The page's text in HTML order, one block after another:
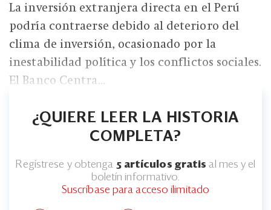
La inversión extranjera directa en el Perú
podría contraerse debido al deterioro del
clima de inversión, ocasionado por la
inestabilidad política y los conflictos sociales.
El Banco Centra...
¿QUIERE LEER LA HISTORIA
COMPLETA?
Regístrese y obtenga 5 artículos gratis al mes y el
boletín informativo.
Suscríbase para acceso ilimitado